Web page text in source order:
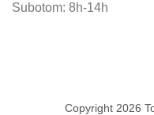
Subotom: 8h-14h
Copyright 2026